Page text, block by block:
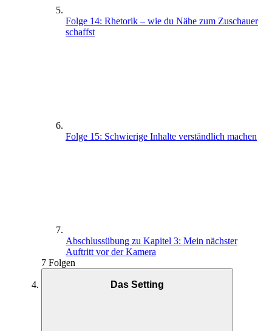
Folge 14: Rhetorik – wie du Nähe zum Zuschauer
schaffst
Folge 15: Schwierige Inhalte verständlich machen
Abschlussübung zu Kapitel 3: Mein nächster
Auftritt vor der Kamera
7 Folgen
Das Setting